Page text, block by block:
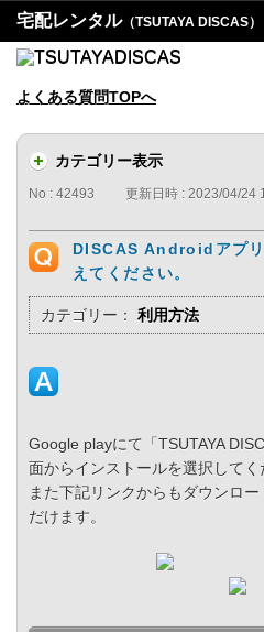
宅配レンタル（TSUTAYA DISCAS）
よくある質問TOPへ
カテゴリー表示
No : 42493 更新日時 : 2023/04/24
DISCAS Androidアプ
えてください。
カテゴリー： 利用方法
Google playにて「TSUTAYA
面からインストールを選択してく
また下記リンクからもダウンロ
だけます。